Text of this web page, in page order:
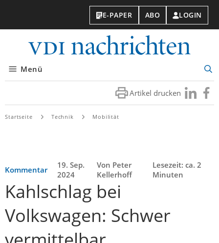
E-PAPER ABO LOGIN
Menü
Artikel drucken Besuchen
Sie
Sie
Startseite Technik Mobilität
Kommentar
19. Sep.
2024
Von Peter
Kellerhoff
Lesezeit: ca. 2
Minuten
Kahlschlag bei
Volkswagen: Schwer